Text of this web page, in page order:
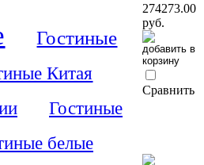
Гостиные
Китая
Гостиные
белые
274273.00
руб.
Сравнить